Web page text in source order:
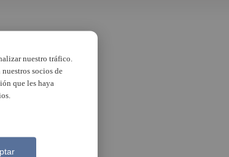
nuestro tráfico.
socios de
que les haya